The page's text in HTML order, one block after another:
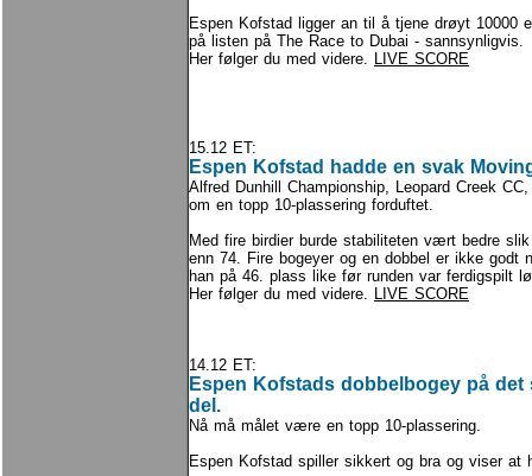
Espen Kofstad ligger an til å tjene drøyt 10000
på listen på The Race to Dubai - sannsynligvis.
Her følger du med videre. LIVE SCORE
15.12 ET:
Espen Kofstad hadde en svak
Alfred Dunhill Championship, Leopard Creek
om en topp 10-plassering forduftet.
Med fire birdier burde stabiliteten vært bedre
enn 74. Fire bogeyer og en dobbel er ikke godt
han på 46. plass like før runden var ferdigspilt
Her følger du med videre. LIVE SCORE
14.12 ET:
Espen Kofstads dobbelbogey på det
del.
Nå må målet være en topp 10-plassering.
Espen Kofstad spiller sikkert og bra og viser at